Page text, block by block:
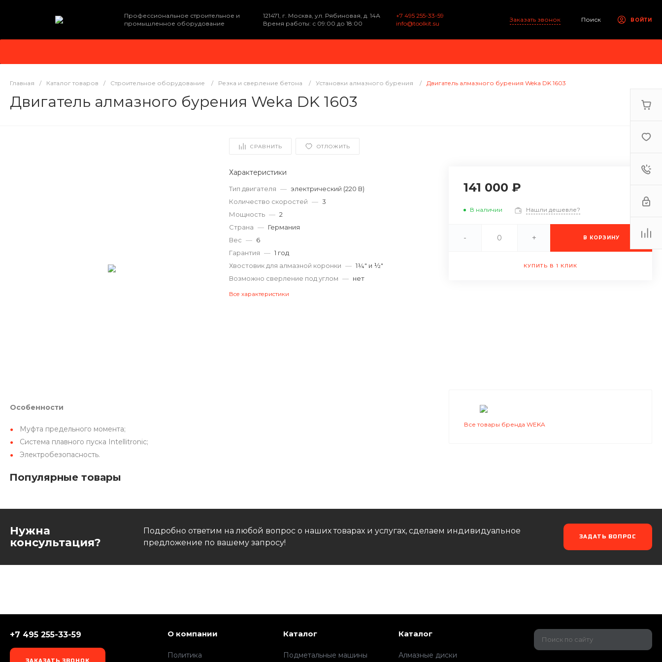
Профессиональное строительное и
промышленное оборудование
121471, г. Москва, ул. Рябиновая, д. 14А
Время работы: с 09:00 до 18:00
+7 495 255-33-59
info@toolkit.su
Заказать звонок Поиск ВОЙТИ
Главная / Каталог товаров / Строительное оборудование / Резка и сверление бетона / Установки алмазного бурения / Двигатель алмазного бурения Weka DK 1603
Двигатель алмазного бурения Weka DK 1603
СРАВНИТЬ ОТЛОЖИТЬ
Характеристики
Тип двигателя — электрический (220 В)
Количество скоростей — 3
Мощность — 2
Страна — Германия
Вес — 6
Гарантия — 1 год
Хвостовик для алмазной коронки — 1¼″ и ½″
Возможно сверление под углом — нет
Все характеристики
141 000 ₽
В наличии Нашли дешевле?
- + В КОРЗИНУ
КУПИТЬ В 1 КЛИК
Особенности
Муфта предельного момента;
Система плавного пуска Intellitronic;
Электробезопасность.
Все товары бренда WEKA
Популярные товары
Нужна
консультация?
Подробно ответим на любой вопрос о наших товарах и услугах, сделаем индивидуальное
предложение по вашему запросу!
ЗАДАТЬ ВОПРОС
+7 495 255-33-59 О компании
Политика
Каталог
Подметальные машины
Каталог
Алмазные диски